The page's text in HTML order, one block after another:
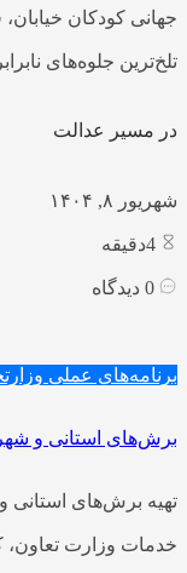
جهانی کودکان
تلخ‌ترین جلوه‌های
در مسیر عدالت
شهریور ۸, ۱۴۰۴
دقیقه
دیدگاه
برنامه‌های عملی
برش‌های استانی و
تهیه برش‌های استانی
خدمات وزارت تعاون،